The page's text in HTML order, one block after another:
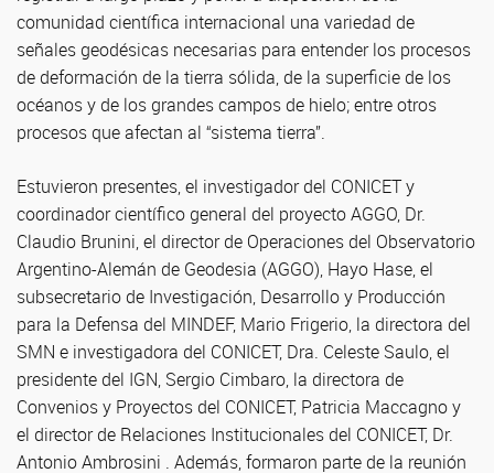
comunidad científica internacional una variedad de
señales geodésicas necesarias para entender los procesos
de deformación de la tierra sólida, de la superficie de los
océanos y de los grandes campos de hielo; entre otros
procesos que afectan al “sistema tierra”.
Estuvieron presentes, el investigador del CONICET y
coordinador científico general del proyecto AGGO, Dr.
Claudio Brunini, el director de Operaciones del Observatorio
Argentino-Alemán de Geodesia (AGGO), Hayo Hase, el
subsecretario de Investigación, Desarrollo y Producción
para la Defensa del MINDEF, Mario Frigerio, la directora del
SMN e investigadora del CONICET, Dra. Celeste Saulo, el
presidente del IGN, Sergio Cimbaro, la directora de
Convenios y Proyectos del CONICET, Patricia Maccagno y
el director de Relaciones Institucionales del CONICET, Dr.
Antonio Ambrosini . Además, formaron parte de la reunión